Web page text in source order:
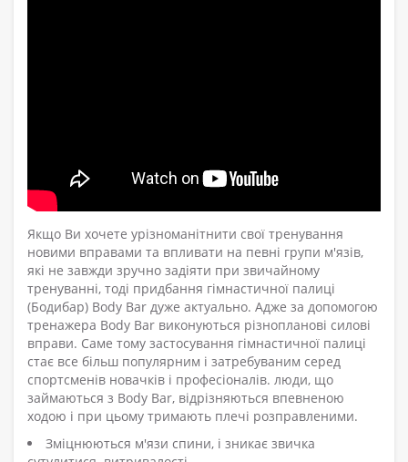
Якщо Ви хочете урізноманітнити свої тренування
новими вправами та впливати на певні групи м'язів,
які не завжди зручно задіяти при звичайному
тренуванні, тоді придбання гімнастичної палиці
(Бодибар) Body Bar дуже актуально. Адже за допомогою
тренажера Body Bar виконуються різнопланові силові
вправи. Саме тому застосування гімнастичної палиці
стає все більш популярним і затребуваним серед
спортсменів новачків і професіоналів. люди, що
займаються з Body Bar, відрізняються впевненою
ходою і при цьому тримають плечі розправленими.
Зміцнюються м'язи спини, і зникає звичка